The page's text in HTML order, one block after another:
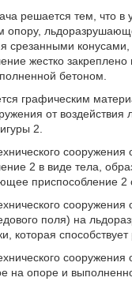
решается тем, что
опору,
срезанными
жестко
бетоном.
графическим
от
2.
2 в виде тела,
приспособление 2
поля) на
которая
на опоре и